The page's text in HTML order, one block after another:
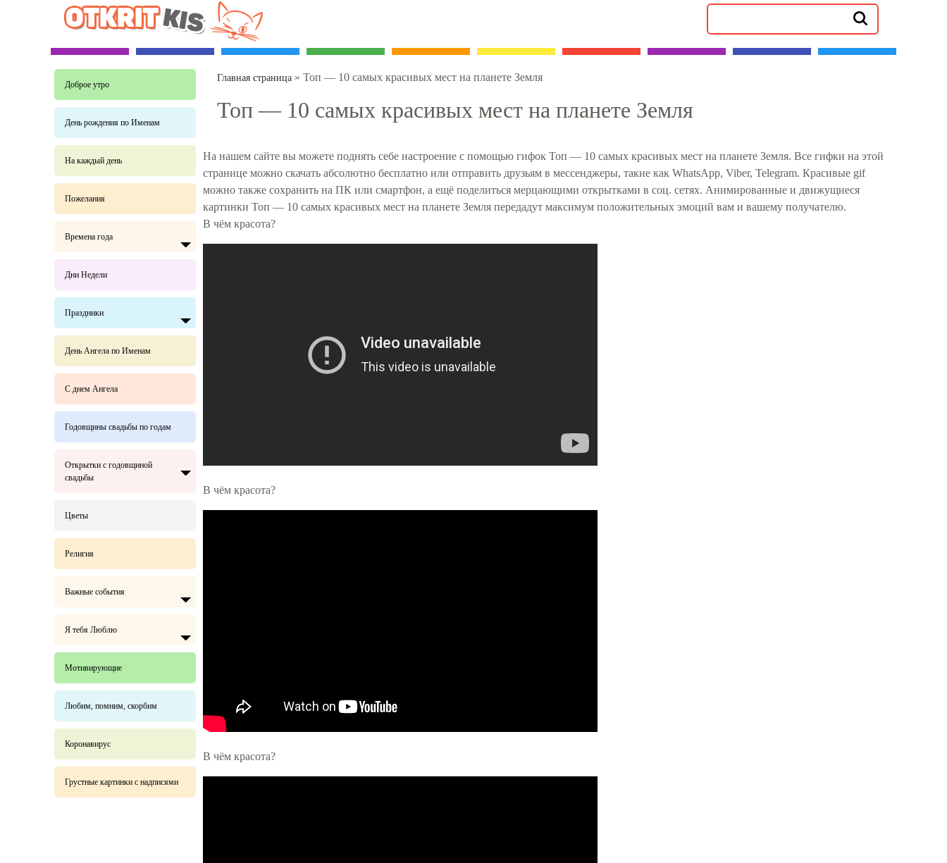
Доброе утро
День рождения по Именам
На каждый день
Пожелания
Времена года
Дни Недели
Праздники
День Ангела по Именам
С днем Ангела
Годовщины свадьбы по годам
Открытки с годовщиной
свадьбы
Цветы
Религия
Важные события
Я тебя Люблю
Мотивирующие
Любим, помним, скорбим
Коронавирус
Грустные картинки с надписями
Главная страница » Топ — 10 самых красивых мест на планете Земля
Топ — 10 самых красивых мест на планете Земля
На нашем сайте вы можете поднять себе настроение с помощью гифок Топ — 10 самых красивых мест на планете Земля. Все гифки на этой
странице можно скачать абсолютно бесплатно или отправить друзьям в мессенджеры, такие как WhatsApp, Viber, Telegram. Красивые gif
можно также сохранить на ПК или смартфон, а ещё поделиться мерцающими открытками в соц. сетях. Анимированные и движущиеся
картинки Топ — 10 самых красивых мест на планете Земля передадут максимум положительных эмоций вам и вашему получателю.
В чём красота?
В чём красота?
В чём красота?